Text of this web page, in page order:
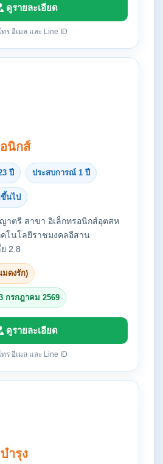
ดูรายละเอียด
ร อีเมล และ Line ID
นิกส์
ปี ประสบการณ์ 1 ปี
ขึ้นไป
าตรี สาขา อิเล็กทรอนิกส์อุตสห
โนโลยีราชมงคลอีสาน
2.8
ดงรัก)
กรกฎาคม 2569
ดูรายละเอียด
ร อีเมล และ Line ID
ำรุง